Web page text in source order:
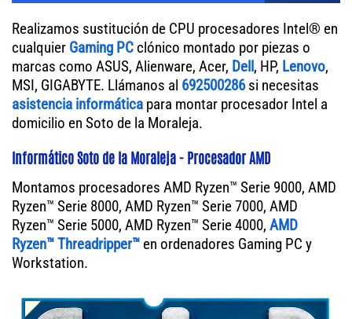
Realizamos sustitución de CPU procesadores Intel® en
cualquier Gaming PC clónico montado por piezas o
marcas como ASUS, Alienware, Acer, Dell, HP, Lenovo,
MSI, GIGABYTE. Llámanos al 692500286si necesitas
asistencia informática para montar procesador Intel a
domicilio en Soto de la Moraleja.
Informático Soto de la Moraleja - Procesador AMD
Montamos procesadores AMD Ryzen™ Serie 9000, AMD
Ryzen™ Serie 8000, AMD Ryzen™ Serie 7000, AMD
Ryzen™ Serie 5000, AMD Ryzen™ Serie 4000, AMD
Ryzen™ Threadripper™ en ordenadores Gaming PC y
Workstation.